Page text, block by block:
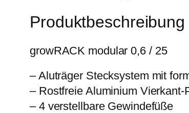
Produktbeschreibung
growRACK modular 0,6 / 25
– Aluträger Stecksystem mit
– Rostfreie Aluminium
– 4 verstellbare Gewindefüße